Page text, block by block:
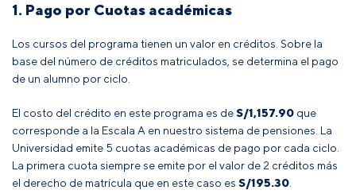
1. Pago por Cuotas académicas
Los cursos del programa tienen un valor en créditos. Sobre la
base del número de créditos matriculados, se determina el pago
de un alumno por ciclo.
El costo del crédito en este programa es deS/1,157.90 que
corresponde a la Escala A en nuestro sistema de pensiones. La
Universidad emite 5 cuotas académicas de pago por cada ciclo.
La primera cuota siempre se emite por el valor de 2 créditos más
el derecho de matrícula que en este caso es S/195.30